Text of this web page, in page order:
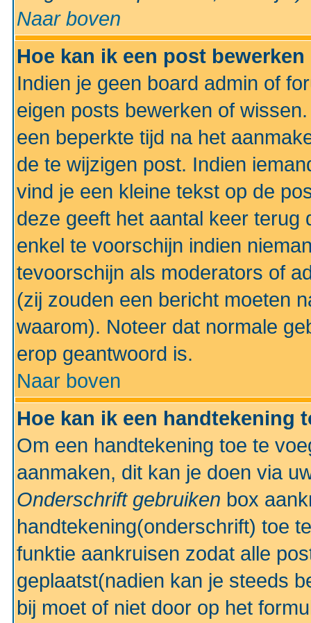
Naar boven
Hoe kan ik een post
Indien je geen board admin of
eigen posts bewerken of
een beperkte tijd na het
de te wijzigen post. Indien
vind je een kleine tekst op de
deze geeft het aantal keer terug
enkel te voorschijn indien
tevoorschijn als moderators of
(zij zouden een bericht moeten
waarom). Noteer dat normale
erop geantwoord is.
Naar boven
Hoe kan ik een handtekening
Om een handtekening toe te
aanmaken, dit kan je doen via
Onderschrift gebruiken box
handtekening(onderschrift) toe
funktie aankruisen zodat alle
geplaatst(nadien kan je steeds
bij moet of niet door op het